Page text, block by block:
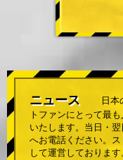
ニュース
日
トファンにとって最
いたします。当日・
へお電話ください。
して運営しておりま